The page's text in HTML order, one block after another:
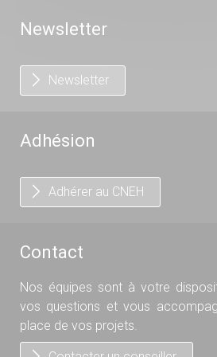
Newsletter
Newsletter
Adhésion
Adhérer au CNEH
Contact
Nos équipes sont à votre
vos questions et vous
place de vos projets.